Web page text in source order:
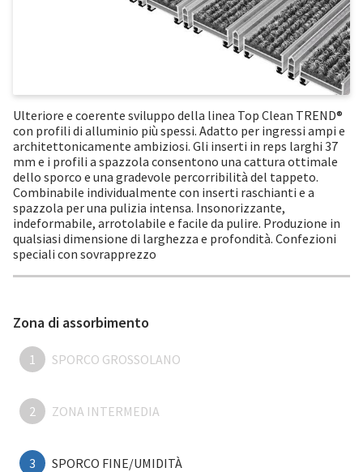
Ulteriore e coerente sviluppo della linea Top Clean TREND®
con profili di alluminio più spessi. Adatto per ingressi ampi e
architettonicamente ambiziosi. Gli inserti in reps larghi 37
mm e i profili a spazzola consentono una cattura ottimale
dello sporco e una gradevole percorribilità del tappeto.
Combinabile individualmente con inserti raschianti e a
spazzola per una pulizia intensa. Insonorizzante,
indeformabile, arrotolabile e facile da pulire. Produzione in
qualsiasi dimensione di larghezza e profondità. Confezioni
speciali con sovrapprezzo
Zona di assorbimento
1 SPORCO GROSSOLANO
2 ZONA INTERMEDIA
3 SPORCO FINE/UMIDITÀ